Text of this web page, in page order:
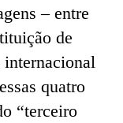
– entre
de
quatro
“terceiro